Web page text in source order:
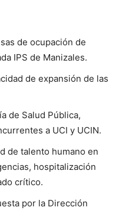
de ocupación de
IPS de Manizales.
de expansión de las
de Salud Pública,
a UCI y UCIN.
de talento humano en
hospitalización
crítico.
por la Dirección